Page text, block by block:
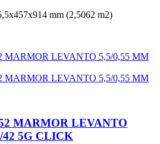
mm (2,5062 m2)
MARMOR LEVANTO
42 5G CLICK